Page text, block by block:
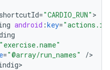
shortcutId="CARDIO_RUN"
android :key=
"exercise.name"
="@array/run_names" /
>